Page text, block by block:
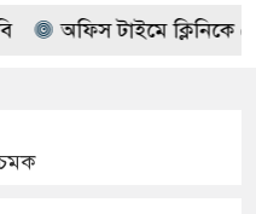
টাইমে ক্লিনিকে রোগী